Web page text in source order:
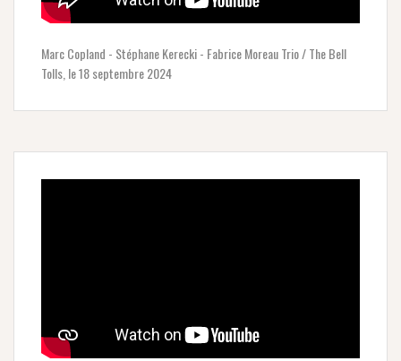
Marc Copland - Stéphane Kerecki - Fabrice Moreau Trio / The Bell
Tolls, le 18 septembre 2024